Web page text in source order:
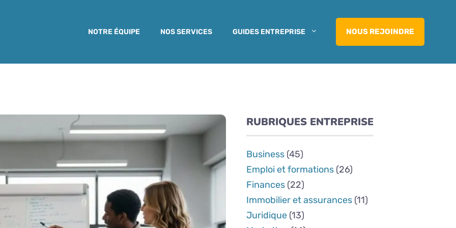
NOTRE ÉQUIPE NOS SERVICES GUIDES ENTREPRISE NOUS REJOINDRE
RUBRIQUES ENTREPRISE
Business (45)
Emploi et formations (26)
Finances (22)
Immobilier et assurances (11)
Juridique (13)